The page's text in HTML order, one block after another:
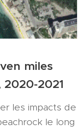
miles
2021
les impacts de
le long